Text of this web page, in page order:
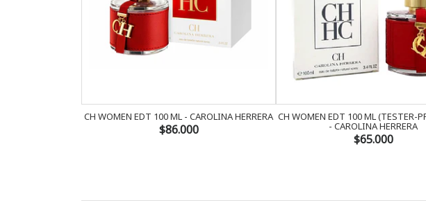
CH WOMEN EDT 100 ML - CAROLINA HERRERA
$86.000
CH WOMEN EDT 100 ML (TESTER-
- CAROLINA HERRERA
$65.000